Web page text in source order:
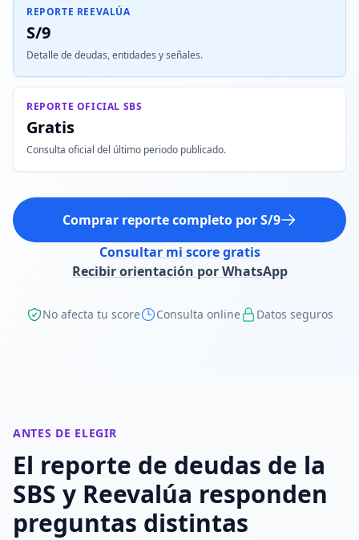
REPORTE REEVALÚA
S/9
Detalle de deudas, entidades y señales.
REPORTE OFICIAL SBS
Gratis
Consulta oficial del último periodo publicado.
Comprar reporte completo por S/9
Consultar mi score gratis
Recibir orientación por WhatsApp
No afecta tu score Consulta online Datos seguros
ANTES DE ELEGIR
El reporte de deudas de la
SBS y Reevalúa responden
preguntas distintas